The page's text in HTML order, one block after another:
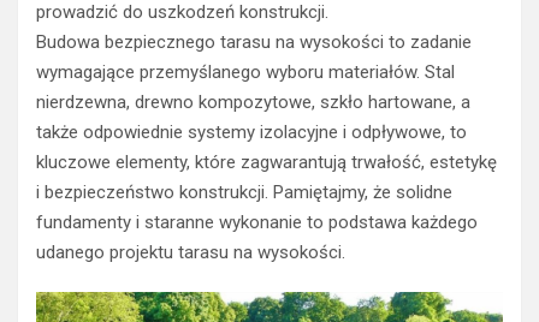
prowadzić do uszkodzeń konstrukcji.
Budowa bezpiecznego tarasu na wysokości to zadanie
wymagające przemyślanego wyboru materiałów. Stal
nierdzewna, drewno kompozytowe, szkło hartowane, a
także odpowiednie systemy izolacyjne i odpływowe, to
kluczowe elementy, które zagwarantują trwałość, estetykę
i bezpieczeństwo konstrukcji. Pamiętajmy, że solidne
fundamenty i staranne wykonanie to podstawa każdego
udanego projektu tarasu na wysokości.